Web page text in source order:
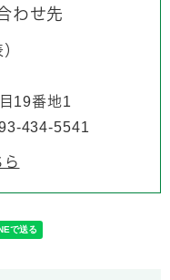
わせ先
19番地1
434-5541